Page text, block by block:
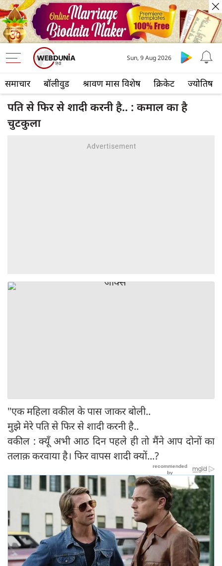
समाचार बॉलीवुड श्रावण मास विशेष क्रिकेट ज्योतिष
Sun, 9 Aug 2026
पति से फिर से शादी करनी है.. : कमाल का है
चुटकुला
"एक महिला वकील के पास जाकर बोली..
मुझे मेरे पति से फिर से शादी करनी है..
वकील : क्यूँ अभी आठ दिन पहले ही तो मैंने आप दोनों का
तलाक़ करवाया है। फिर वापस शादी क्यों...?